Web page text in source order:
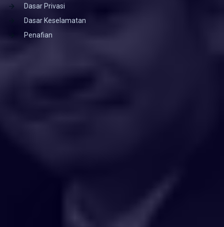
Dasar Privasi
Dasar Keselamatan
Penafian